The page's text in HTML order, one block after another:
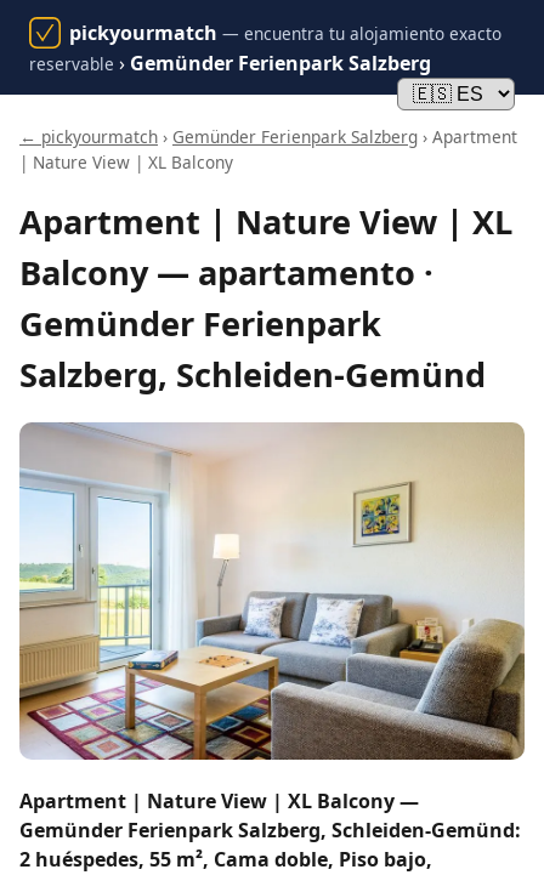
pickyourmatch — encuentra tu alojamiento exacto
reservable › Gemünder Ferienpark Salzberg
← pickyourmatch › Gemünder Ferienpark Salzberg › Apartment
| Nature View | XL Balcony
Apartment | Nature View | XL
Balcony — apartamento ·
Gemünder Ferienpark
Salzberg, Schleiden-Gemünd
Apartment | Nature View | XL Balcony —
Gemünder Ferienpark Salzberg, Schleiden-Gemünd:
2 huéspedes, 55 m², Cama doble, Piso bajo,